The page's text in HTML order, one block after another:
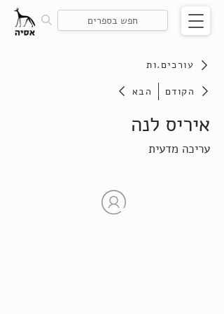
עורכים.ות
הבא
הקודם
איריס לנה
עריכה מדעית